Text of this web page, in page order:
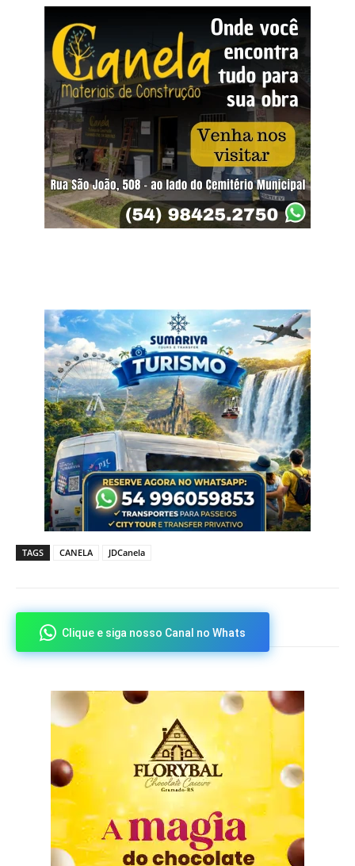
TAGS CANELA JDCanela
Clique e siga nosso Canal no Whats